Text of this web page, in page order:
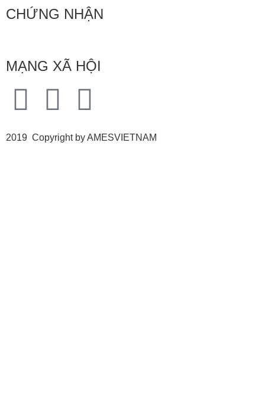
CHỨNG NHẬN
MẠNG XÃ HỘI
2019 Copyright by AMESVIETNAM